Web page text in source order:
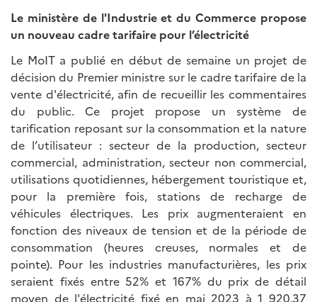
Le ministère de l'Industrie et du Commerce propose
un nouveau cadre tarifaire pour l’électricité
Le MoIT a publié en début de semaine un projet de
décision du Premier ministre sur le cadre tarifaire de la
vente d'électricité, afin de recueillir les commentaires
du public. Ce projet propose un système de
tarification reposant sur la consommation et la nature
de l’utilisateur : secteur de la production, secteur
commercial, administration, secteur non commercial,
utilisations quotidiennes, hébergement touristique et,
pour la première fois, stations de recharge de
véhicules électriques. Les prix augmenteraient en
fonction des niveaux de tension et de la période de
consommation (heures creuses, normales et de
pointe). Pour les industries manufacturières, les prix
seraient fixés entre 52% et 167% du prix de détail
moyen de l'électricité fixé en mai 2023 à 1 920,37